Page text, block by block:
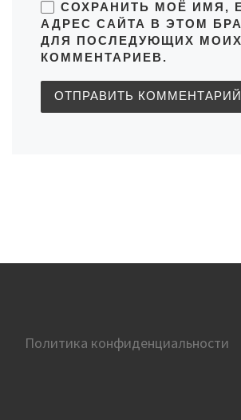
СОХРАНИТЬ МОЁ ИМЯ,
АДРЕС САЙТА В ЭТОМ
ДЛЯ ПОСЛЕДУЮЩИХ МОИХ
КОММЕНТАРИЕВ.
Политика конфиденциальности